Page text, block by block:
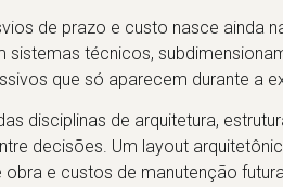
de prazo e custo nasce ainda
sistemas técnicos,
que só aparecem durante a
disciplinas de arquitetura,
decisões. Um layout
obra e custos de manutenção